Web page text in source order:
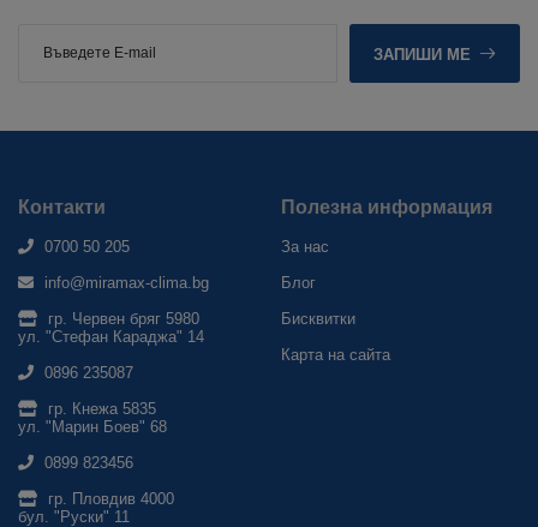
ЗАПИШИ МЕ
Контакти
0700 50 205
info@miramax-clima.bg
гр. Червен бряг 5980
ул. "Стефан Караджа" 14
0896 235087
гр. Кнежа 5835
ул. "Марин Боев" 68
0899 823456
гр. Пловдив 4000
бул. "Руски" 11
Полезна информация
За нас
Блог
Бисквитки
Карта на сайта